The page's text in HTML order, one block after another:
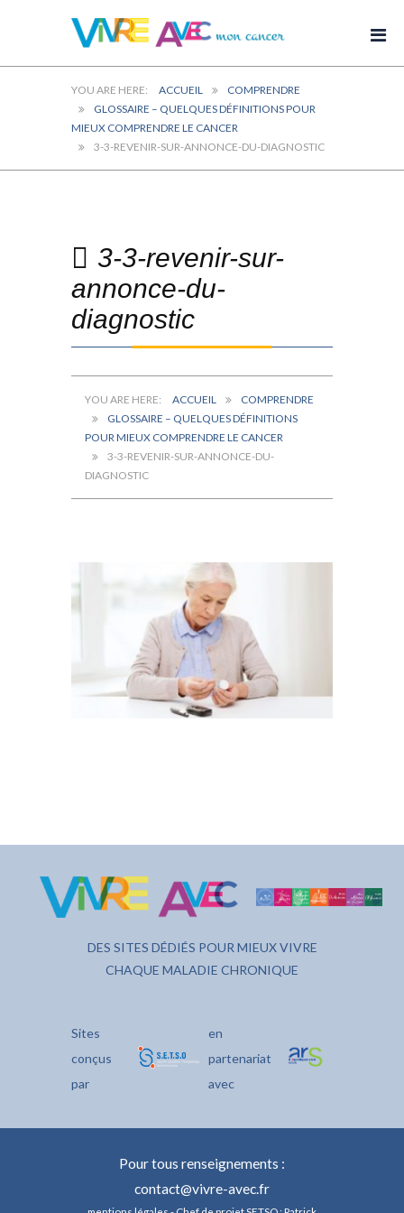
ACCUEIL
COMPRENDRE
GLOSSAIRE – QUELQUES DÉFINITIONS POUR
MIEUX COMPRENDRE LE CANCER
3-3-REVENIR-SUR-ANNONCE-DU-DIAGNOSTIC
3-3-revenir-sur-
annonce-du-
diagnostic
ACCUEIL
COMPRENDRE
GLOSSAIRE – QUELQUES DÉFINITIONS
POUR MIEUX COMPRENDRE LE CANCER
3-3-REVENIR-SUR-ANNONCE-DU-
DIAGNOSTIC
DES SITES DÉDIÉS POUR MIEUX VIVRE
CHAQUE MALADIE CHRONIQUE
Sites
conçus
par
en
partenariat
avec
Pour tous renseignements :
contact@vivre-avec.fr